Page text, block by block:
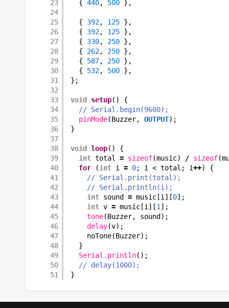
23
24
25
26
27
28
29
30
31
32
33
34
35
36
37
38
39
40
41
42
43
44
45
46
47
48
49
50
51
{ 440, 500 },
{ 392, 125 },
{ 392, 125 },
{ 330, 250 },
{ 262, 250 },
{ 587, 250 },
{ 532, 500 },
};
void setup() {
// Serial.begin(9600);
pinMode(Buzzer, OUTPUT);
}
void loop() {
int total = sizeof(music) / sizeof
for
(int i = 0; i < total; i++) {
// Serial.print(total);
// Serial.println(i);
int sound = music[i][0];
int v = music[i][1 ];
tone(Buzzer, sound);
delay(v);
noTone(Buzzer);
}
Serial.println();
// delay(1000);
}